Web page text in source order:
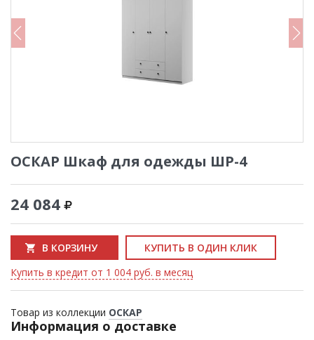
ОСКАР Шкаф для одежды ШР-4
24 084
В КОРЗИНУ
КУПИТЬ В ОДИН КЛИК
Купить в кредит от 1 004 руб. в месяц
Товар из коллекции ОСКАР
Информация о доставке